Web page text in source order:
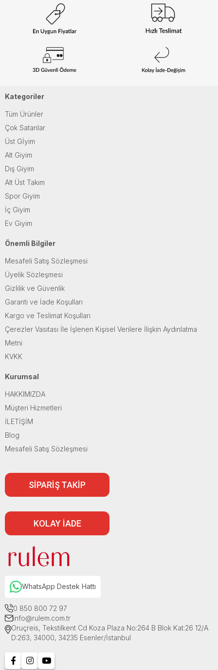
Kategoriler
Tüm Ürünler
Çok Satanlar
Üst Gİyim
Alt Giyim
Dış Giyim
Alt Üst Takım
Spor Giyim
İç Giyim
Ev Giyim
Önemli Bilgiler
Mesafeli Satış Sözleşmesi
Üyelik Sözleşmesi
Gizlilik ve Güvenlik
Garanti ve İade Koşulları
Kargo ve Teslimat Koşulları
Çerezler Vasıtası İle İşlenen Kişisel Verilere İlişkin Aydınlatma
Metni
KVKK
Kurumsal
HAKKIMIZDA
Müşteri Hizmetleri
İLETİŞİM
Blog
Mesafeli Satış Sözleşmesi
SİPARİŞ TAKİP
KOLAY İADE
WhatsApp Destek Hattı
0 850 800 72 97
info@rulem.com.tr
Oruçreis, Tekstilkent Cd Koza Plaza No:264 B Blok Kat:26 12/A
D:263, 34000, 34235 Esenler/İstanbul